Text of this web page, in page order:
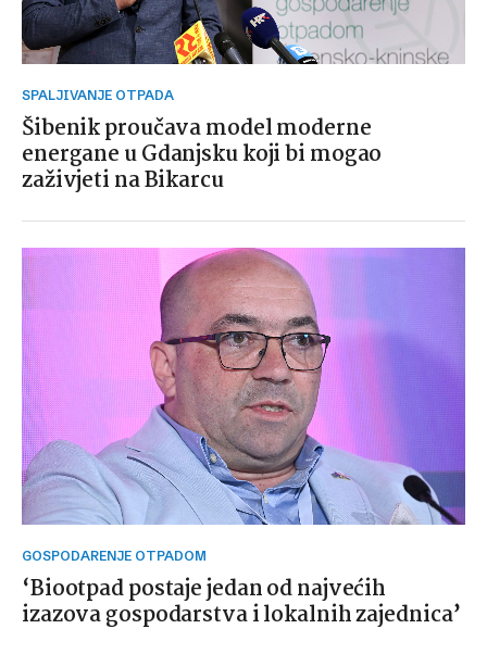
SPALJIVANJE OTPADA
Šibenik proučava model moderne
energane u Gdanjsku koji bi mogao
zaživjeti na Bikarcu
GOSPODARENJE OTPADOM
‘Biootpad postaje jedan od najvećih
izazova gospodarstva i lokalnih zajednica’